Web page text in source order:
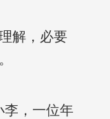
解，必要
李，一位年